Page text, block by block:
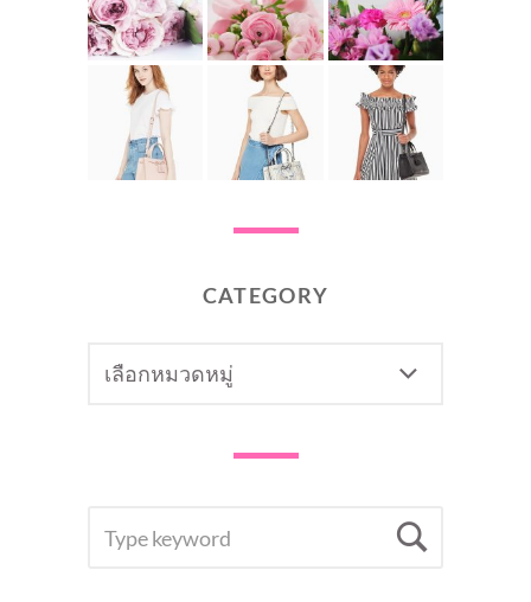
CATEGORY
FOR: